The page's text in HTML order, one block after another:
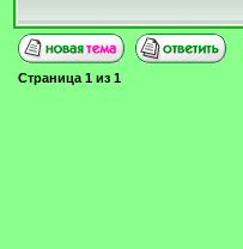
Страница 1 из 1